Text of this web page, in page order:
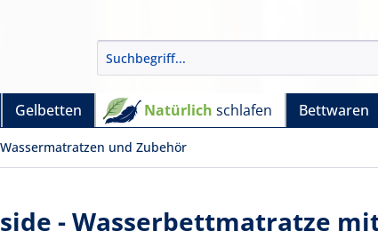
Gelbetten Natürlichschlafen Bettwaren
Wassermatratzen und Zubehör
- Wasserbettmatratze